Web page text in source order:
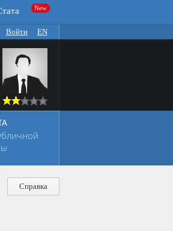
Войти EN
Справка